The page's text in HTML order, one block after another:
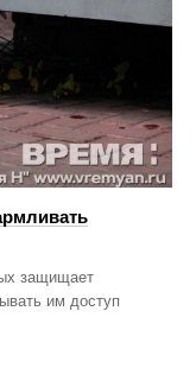
защищает
им доступ